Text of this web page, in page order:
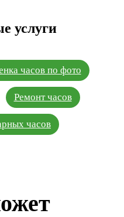
услуги
часов по фото
Ремонт часов
часов